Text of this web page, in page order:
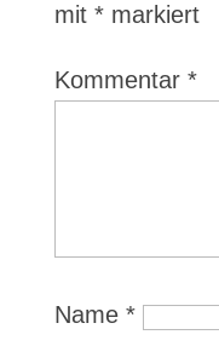
mit *markiert
Kommentar *
Name *